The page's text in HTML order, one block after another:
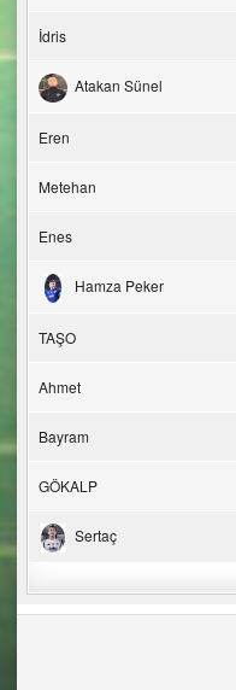
İdris
Atakan Sünel
Eren
Metehan
Enes
Hamza Peker
TAŞO
Ahmet
Bayram
GÖKALP
Sertaç